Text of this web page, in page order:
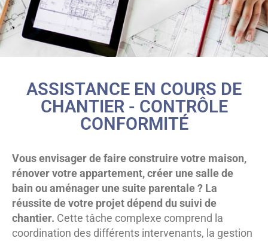
ASSISTANCE EN COURS DE
CHANTIER - CONTRÔLE
CONFORMITÉ
Vous envisager de faire construire votre maison,
rénover votre appartement, créer une salle de
bain ou aménager une suite parentale ? La
réussite de votre projet dépend du suivi de
chantier. Cette tâche complexe comprend la
coordination des différents intervenants, la gestion